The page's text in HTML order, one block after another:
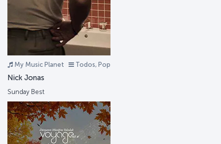
My Music Planet Todos, Pop
Nick Jonas
Sunday Best